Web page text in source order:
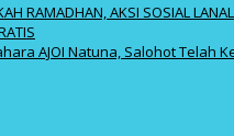
RAMADHAN, AKSI SOSIAL
AJOI Natuna, Salohot Telah